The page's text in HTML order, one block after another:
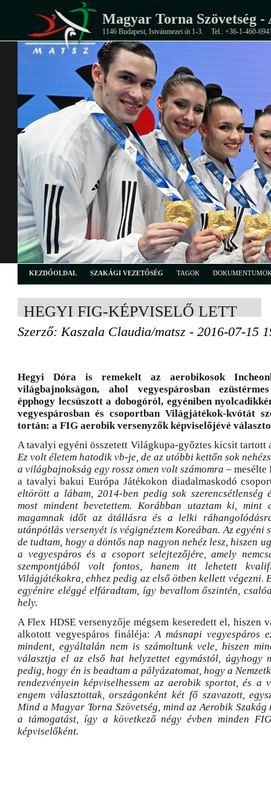
Magyar Torna Szövetség -
1146 Budapest, Istvánmezei út 1-3. Tel.: +36-1-460-
KEZDŐOLDAL SZAKÁGI VEZETŐSÉG TAGOK
HEGYI FIG-KÉPVISELŐ LETT
Szerző: Kaszala Claudia/matsz - 2016-07-15
Hegyi Dóra is remekelt az aerobikosok
világbajnokságon, ahol vegyespárosban
épphogy lecsúszott a dobogóról, egyéniben
vegyespárosban és csoportban Világjátékok-kvótát
tortán: a FIG aerobik versenyzők képviselőjévé
A tavalyi egyéni összetett Világkupa-győztes kicsit tartott
Ez volt életem hatodik vb-je, de az utóbbi kettőn sok
a világbajnokság egy rossz omen volt számomra –
a tavalyi bakui Európa Játékokon diadalmaskodó
eltörött a lábam, 2014-ben pedig sok szerencsétlenség
most mindent bevetettem. Korábban utaztam ki, mint
magamnak időt az átállásra és a lelki
utánpótlás versenyét is végignéztem Koreában. Az egyéni
de tudtam, hogy a döntős nap nagyon nehéz lesz, hiszen
a vegyespáros és a csoport selejtezőjére, amely
szempontjából volt fontos, hanem itt lehetett
Világjátékokra, ehhez pedig az első ötben kellett végezni.
egyénire eléggé elfáradtam, így bevallom őszintén,
hely.
A Flex HDSE versenyzője mégsem keseredett el, hiszen
alkotott vegyespáros fináléja:A másnapi vegyespáros
mindent, egyáltalán nem is számoltunk vele, hiszen
választja el az első hat helyzettet egymástól, úgyhogy
pedig, hogy én is beadtam a pályázatomat, hogy a
rendezvényein képviselhessem az aerobik sportot, és a
engem választottak, országonként két fő szavazott,
Mind a Magyar Torna Szövetség, mind az Aerobik Szakág
a támogatást, így a következő négy évben minden
képviselőként.